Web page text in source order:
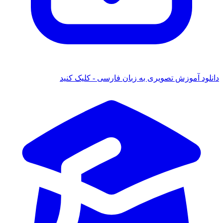
تصویری به زبان فارسی - کلیک کنید